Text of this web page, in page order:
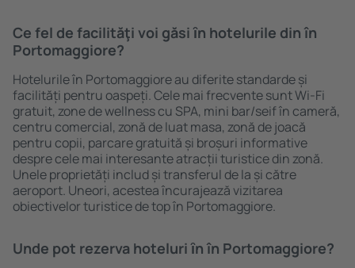
Ce fel de facilităţi voi găsi ȋn hotelurile din în
Portomaggiore?
Hotelurile în Portomaggiore au diferite standarde și
facilități pentru oaspeți. Cele mai frecvente sunt Wi-Fi
gratuit, zone de wellness cu SPA, mini bar/seif în cameră,
centru comercial, zonă de luat masa, zonă de joacă
pentru copii, parcare gratuită și broșuri informative
despre cele mai interesante atracții turistice din zonă.
Unele proprietăți includ și transferul de la și către
aeroport. Uneori, acestea încurajează vizitarea
obiectivelor turistice de top în Portomaggiore.
Unde pot rezerva hoteluri ȋn în Portomaggiore?